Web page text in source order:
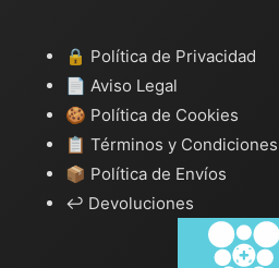
🔒 Política de Privacidad
📄 Aviso Legal
🍪 Política de Cookies
📋 Términos y Condiciones
📦 Política de Envíos
↩️ Devoluciones